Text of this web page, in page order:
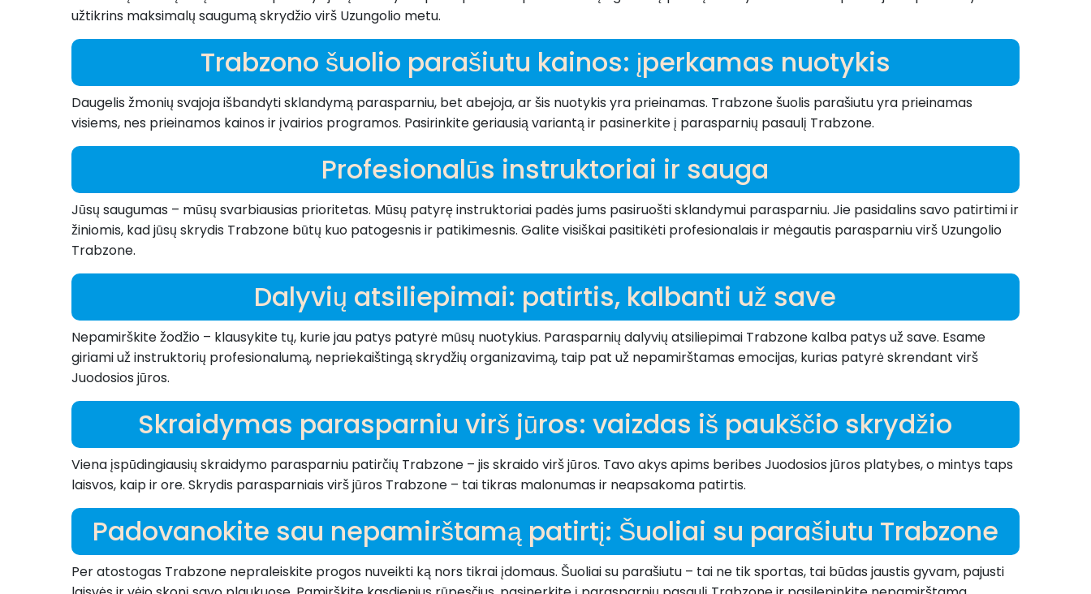
užtikrins maksimalų saugumą skrydžio virš Uzungolio metu.
Trabzono šuolio parašiutu kainos: įperkamas nuotykis
Daugelis žmonių svajoja išbandyti sklandymą parasparniu, bet abejoja, ar šis nuotykis yra prieinamas. Trabzone šuolis parašiutu yra prieinamas
visiems, nes prieinamos kainos ir įvairios programos. Pasirinkite geriausią variantą ir pasinerkite į parasparnių pasaulį Trabzone.
Profesionalūs instruktoriai ir sauga
Jūsų saugumas – mūsų svarbiausias prioritetas. Mūsų patyrę instruktoriai padės jums pasiruošti sklandymui parasparniu. Jie pasidalins savo patirtimi ir
žiniomis, kad jūsų skrydis Trabzone būtų kuo patogesnis ir patikimesnis. Galite visiškai pasitikėti profesionalais ir mėgautis parasparniu virš Uzungolio
Trabzone.
Dalyvių atsiliepimai: patirtis, kalbanti už save
Nepamirškite žodžio – klausykite tų, kurie jau patys patyrė mūsų nuotykius. Parasparnių dalyvių atsiliepimai Trabzone kalba patys už save. Esame
giriami už instruktorių profesionalumą, nepriekaištingą skrydžių organizavimą, taip pat už nepamirštamas emocijas, kurias patyrė skrendant virš
Juodosios jūros.
Skraidymas parasparniu virš jūros: vaizdas iš paukščio skrydžio
Viena įspūdingiausių skraidymo parasparniu patirčių Trabzone – jis skraido virš jūros. Tavo akys apims beribes Juodosios jūros platybes, o mintys taps
laisvos, kaip ir ore. Skrydis parasparniais virš jūros Trabzone – tai tikras malonumas ir neapsakoma patirtis.
Padovanokite sau nepamirštamą patirtį: Šuoliai su parašiutu Trabzone
Per atostogas Trabzone nepraleiskite progos nuveikti ką nors tikrai įdomaus. Šuoliai su parašiutu – tai ne tik sportas, tai būdas jaustis gyvam, pajusti